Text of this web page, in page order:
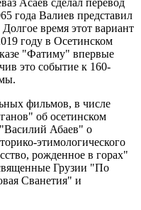
года Валиев представил
время этот вариант
году в Осетинском
"Фатиму" впервые
это событие к 160-
фильмов, в числе
об осетинском
Абаев" о
этимологического
рожденное в горах"
Грузии "По
Сванетия" и